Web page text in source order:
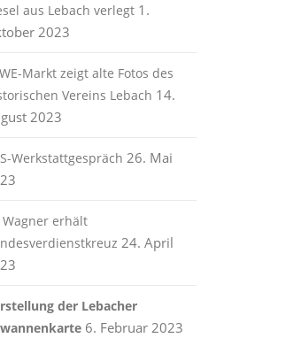
aus Lebach verlegt 1.
2023
Markt zeigt alte Fotos des
Vereins Lebach 14.
2023
Werkstattgespräch 26. Mai
erhält
24. April
der Lebacher
6. Februar 2023